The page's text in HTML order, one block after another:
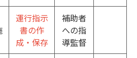
運行指示
書の作
成・保存
補助者
への指
導監督